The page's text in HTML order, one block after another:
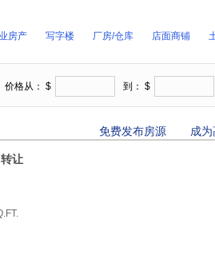
房产 写字楼 厂房/仓库 店面商铺
价格从： $ 到： $
免费发布房源 成为
让